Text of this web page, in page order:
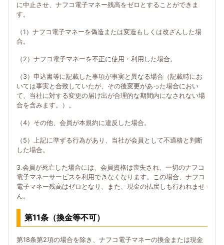
に中止させ、ナフコ電子マネー残高をゼロとすることができま
す。
（1）ナフコ電子マネーを偽造または変造もしくは改ざんした場
合。
（2）ナフコ電子マネーを不正に使用・利用した場合。
（3）申込書等に記載した事項が事実と異なる場合（記載時にお
いては事実と合致していたが、その後変更があった場合におい
て、当社に対する変更の届け出が合理的な期間内になされない場
合を含みます。）。
（4）その他、会員が本規約に違反した場合。
（5）上記に準ずる行為があり、当社が会員として不適格と判断
した場合。
3.会員が死亡した場合には、会員資格は喪失され、一切のナフコ
電子マネーサービスを利用できなくなります。この場合、ナフコ
電子マネー残高はゼロとなり、また、現金の払戻しも行われませ
ん。
第11条（換金等不可）
第18条第2項の場合を除き、ナフコ電子マネーの換金または現金